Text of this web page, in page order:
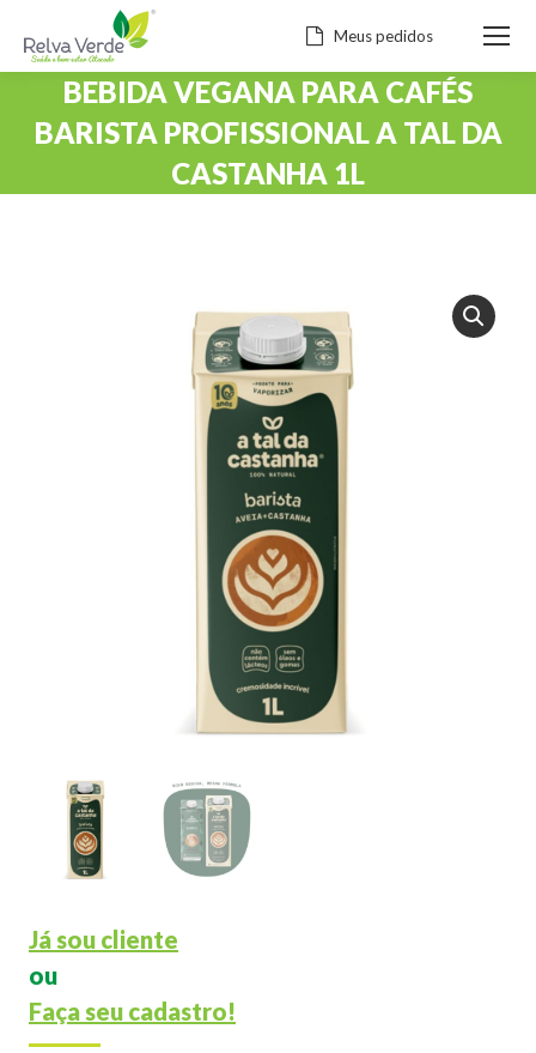
Meus pedidos
BEBIDA VEGANA PARA CAFÉS
BARISTA PROFISSIONAL A TAL DA
CASTANHA 1L
Já sou cliente
ou
Faça seu cadastro!